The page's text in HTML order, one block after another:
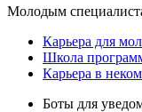
Молодым
Карьера для
Школа
Карьера в
Боты для